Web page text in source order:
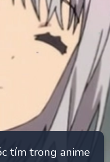
tím trong anime